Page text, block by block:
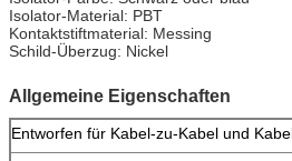
Isolator-Material: PBT
Kontaktstiftmaterial: Messing
Schild-Überzug: Nickel
Allgemeine Eigenschaften
Entworfen für Kabel-zu-Kabel und